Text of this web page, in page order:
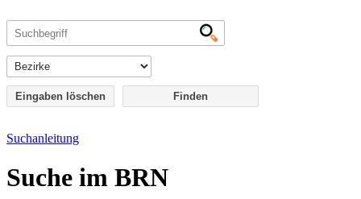
Eingaben löschen
Suchanleitung
Suche im BRN